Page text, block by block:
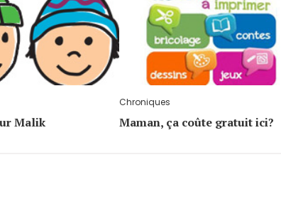
Malik
Chroniques
Maman, ça coûte gratuit ici?